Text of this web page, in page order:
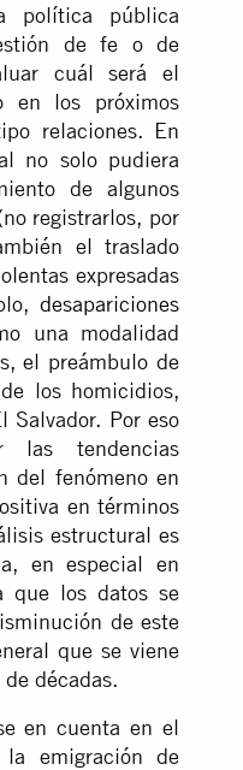
política pública
de fe o de
cuál será el
en los próximos
relaciones. En
no solo pudiera
de algunos
registrarlos, por
el traslado
expresadas
desapariciones
una modalidad
el preámbulo de
los homicidios,
Salvador. Por eso
las tendencias
del fenómeno en
en términos
estructural es
en especial en
que los datos se
de este
que se viene
décadas.
en cuenta en el
emigración de